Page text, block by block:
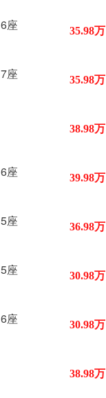
座 35.98万
座 35.98万
38.98万
座 39.98万
座 36.98万
座 30.98万
座 30.98万
38.98万